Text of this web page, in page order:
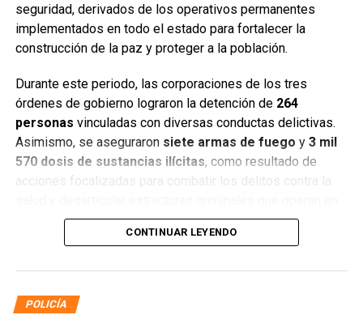
seguridad, derivados de los operativos permanentes
implementados en todo el estado para fortalecer la
construcción de la paz y proteger a la población.
Durante este periodo, las corporaciones de los tres
órdenes de gobierno lograron la detención de 264
personas vinculadas con diversas conductas delictivas.
Asimismo, se aseguraron siete armas de fuego y 3 mil
570 dosis de sustancias ilícitas, como resultado de
acciones focalizadas para combatir los delitos contra la
distintos municipios.
CONTINUAR LEYENDO
POLICÍA